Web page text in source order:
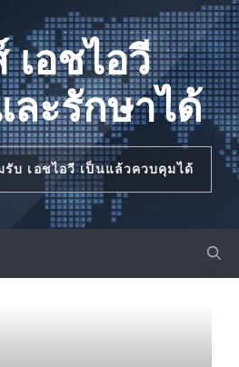
เอชไอวี
ละรักษาได้
บ เอชไอวี เป็นแล้วควบคุมได้